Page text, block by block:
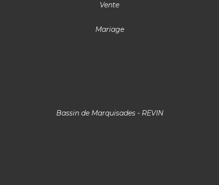
Vente
Mariage
Bassin de Marquisades - REVIN